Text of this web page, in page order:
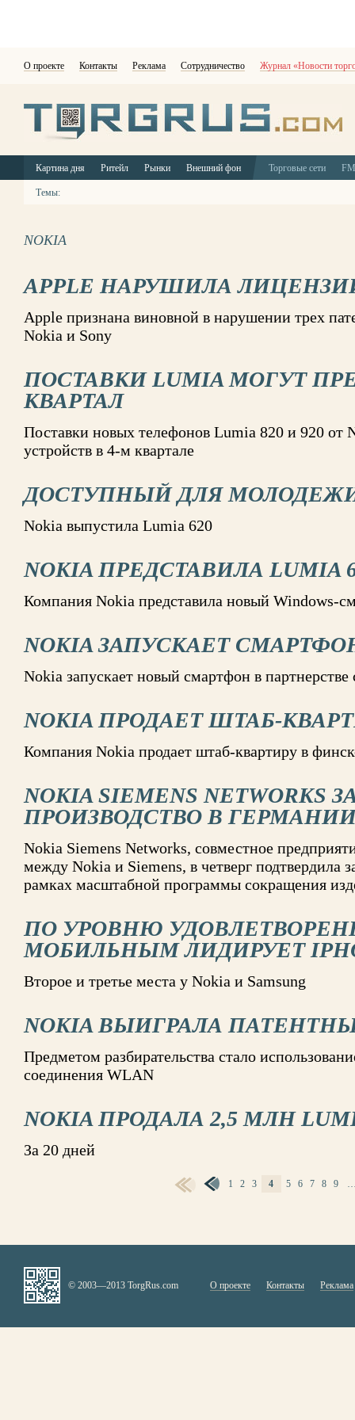
О проекте Контакты Реклама Сотрудничество Журнал «Новости
Картина дня Ритейл Рынки Внешний фон Торговые сети
Темы:
NOKIA
APPLE НАРУШИЛА ЛИЦЕНЗИИ
Apple признана виновной в нарушении трех
Nokia и Sony
ПОСТАВКИ LUMIA МОГУТ
КВАРТАЛ
Поставки новых телефонов Lumia 820 и 920 от
устройств в 4-м квартале
ДОСТУПНЫЙ ДЛЯ
Nokia выпустила Lumia 620
NOKIA ПРЕДСТАВИЛА LUMIA
Компания Nokia представила новый Windows-
NOKIA ЗАПУСКАЕТ
Nokia запускает новый смартфон в
NOKIA ПРОДАЕТ ШТАБ-
Компания Nokia продает штаб-квартиру в
NOKIA SIEMENS NETWORKS
ПРОИЗВОДСТВО В
Nokia Siemens Networks, совместное
между Nokia и Siemens, в четверг подтвердила
рамках масштабной программы сокращения
ПО УРОВНЮ
МОБИЛЬНЫМ ЛИДИРУЕТ
Второе и третье места у Nokia и Samsung
NOKIA ВЫИГРАЛА
Предметом разбирательства стало
соединения WLAN
NOKIA ПРОДАЛА 2,5 МЛН
За 20 дней
1 2 3 4 5 6 7 8 9
© 2003—2013 TorgRus.com О проекте Контакты Реклама